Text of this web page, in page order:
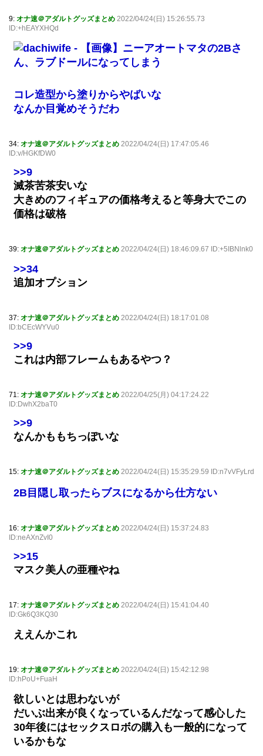
9: オナ速＠アダルトグッズまとめ 2022/04/24(日) 15:26:55.73
ID:+hEAYXHQd
コレ造型から塗りからやばいな
なんか目覚めそうだわ
34: オナ速＠アダルトグッズまとめ 2022/04/24(日) 17:47:05.46
ID:v/HGKfDW0
>>9
滅茶苦茶安いな
大きめのフィギュアの価格考えると等身大でこの
価格は破格
39: オナ速＠アダルトグッズまとめ 2022/04/24(日) 18:46:09.67 ID:+5IBNlnk0
>>34
追加オプション
37: オナ速＠アダルトグッズまとめ 2022/04/24(日) 18:17:01.08
ID:bCEcWYVu0
>>9
これは内部フレームもあるやつ？
71: オナ速＠アダルトグッズまとめ 2022/04/25(月) 04:17:24.22
ID:DwhX2baT0
>>9
なんかももちっぽいな
15: オナ速＠アダルトグッズまとめ 2022/04/24(日) 15:35:29.59 ID:n7vVFyLrd
2B目隠し取ったらブスになるから仕方ない
16: オナ速＠アダルトグッズまとめ 2022/04/24(日) 15:37:24.83
ID:neAXnZvI0
>>15
マスク美人の亜種やね
17: オナ速＠アダルトグッズまとめ 2022/04/24(日) 15:41:04.40
ID:Gk6Q3KQ30
ええんかこれ
19: オナ速＠アダルトグッズまとめ 2022/04/24(日) 15:42:12.98
ID:hPoU+FuaH
欲しいとは思わないが
だいぶ出来が良くなっているんだなって感心した
30年後にはセックスロボの購入も一般的になって
いるかもな